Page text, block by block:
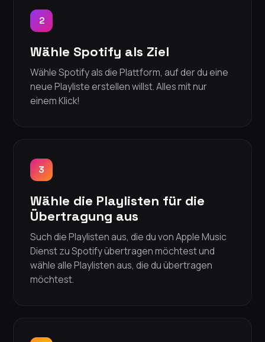
2
Wähle Spotify als Ziel
Wähle Spotify als die Plattform, auf der du eine
neue Playliste erstellen willst. Alles mit nur
einem Klick!
3
Wähle die Playlisten für die
Übertragung aus
Such die Playlisten aus, die du von Apple Music
Dienst zu Spotify übertragen möchtest und
wähle alle Playlisten aus, die du übertragen
möchtest.